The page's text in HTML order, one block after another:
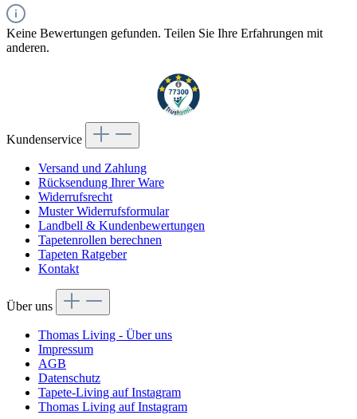
Keine Bewertungen gefunden. Teilen Sie Ihre Erfahrungen mit
anderen.
Kundenservice
Versand und Zahlung
Rücksendung Ihrer Ware
Widerrufsrecht
Muster Widerrufsformular
Landbell & Kundenbewertungen
Tapetenrollen berechnen
Tapeten Ratgeber
Kontakt
Über uns
Thomas Living - Über uns
Impressum
AGB
Datenschutz
Tapete-Living auf Instagram
Thomas Living auf Instagram